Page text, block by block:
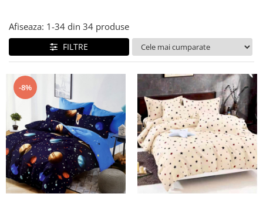
Afiseaza: 1-34 din 34 produse
FILTRE
-8%